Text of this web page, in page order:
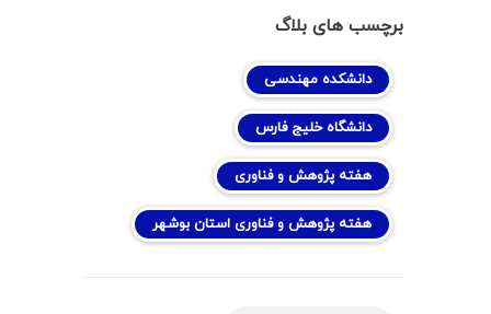
برچسب های بلاگ
دانشکده مهندسی
دانشگاه خلیج فارس
هفته پژوهش و فناوری
هفته پژوهش و فناوری استان بوشهر